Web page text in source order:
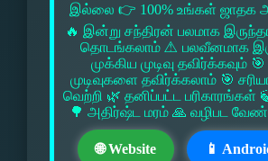
இல்லை 👉 100% உங்கள் ஜாதக
🔥 இன்று சந்திரன் பலமாக
தொடங்கலாம் ⚠ பலவீனமாக
முக்கிய முடிவு தவிர்க்கவும்
முடிவுகளை தவிர்க்கலாம் 🎯
வெற்றி 🌿 தனிப்பட்ட பரிகாரங்கள்
🌳 அதிர்ஷ்ட மரம் 🙏 வழிபட
🌐 Website 📱